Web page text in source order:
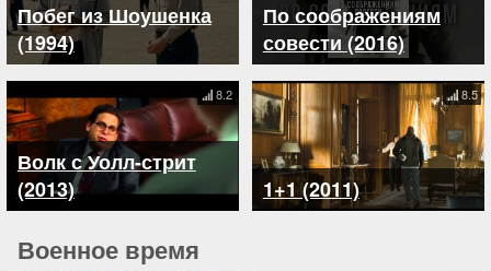
Побег из Шоушенка
(1994)
По соображениям
совести (2016)
Волк с Уолл-стрит
(2013)
8.2
1+1 (2011)
8.5
Военное время